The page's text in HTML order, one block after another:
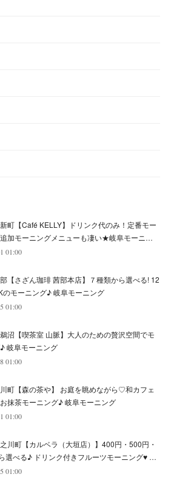
町【Café KELLY】ドリンク代のみ！定番モー
加モーニングメニューも凄い★岐阜モーニ…
01:00
【さざん珈琲 茜部本店】７種類から選べる! 12
のモーニング♪ 岐阜モーニング
01:00
沼【喫茶室 山脈】大人のための贅沢空間でモ
岐阜モーニング
01:00
町【森の茶や】 お庭を眺めながら♡和カフェ
抹茶モーニング♪ 岐阜モーニング
01:00
川町【カルベラ（大垣店）】400円・500円・
選べる♪ ドリンク付きフルーツモーニング♥ …
01:00